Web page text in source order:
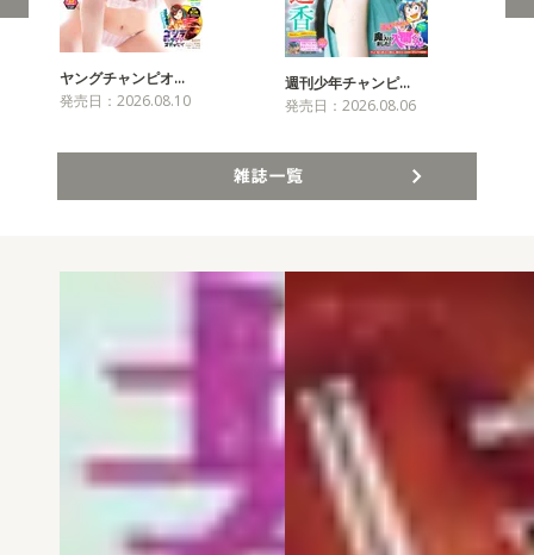
ヤングチャンピオ…
発売日：2026.08.10
週刊少年チャンピ…
発売日：2026.08.06